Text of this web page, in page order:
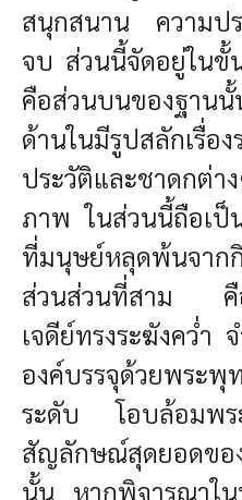
สนุกสนาน ความปร
จบ ส่วนนี้จัดอยู่ในขั้
คือส่วนบนของฐา
ด้านในมีรูปสลักเรื่อ
ประวัติและชาดก
ภาพ ในส่วนนี้ถือเ
ที่มนุษย์หลุดพ้นจากกิ
ส่วนส่วนที่สาม คื
เจดีย์ทรงระฆังคว่ำ
องค์บรรจุด้วยพระพุ
ระดับ โอบล้อมพร
สัญลักษณ์สุดยอดขอ
นั้น หากพิจารณาใน